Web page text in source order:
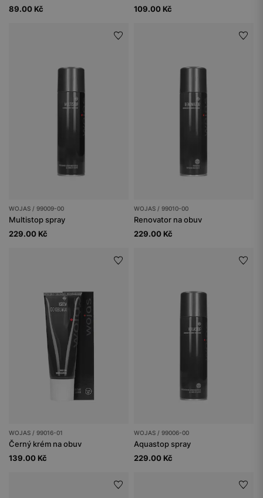
89.00 Kč
109.00 Kč
WOJAS / 99009-00
Multistop spray
229.00 Kč
WOJAS / 99010-00
Renovator na obuv
229.00 Kč
WOJAS / 99016-01
Černý krém na obuv
139.00 Kč
WOJAS / 99006-00
Aquastop spray
229.00 Kč